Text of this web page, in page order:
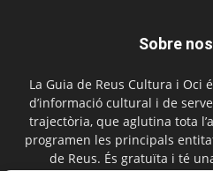
Sobre
La Guia de Reus Cultura i Oci
d’informació cultural i de
trajectòria, que aglutina tota
programen les principals
de Reus. És gratuïta i té